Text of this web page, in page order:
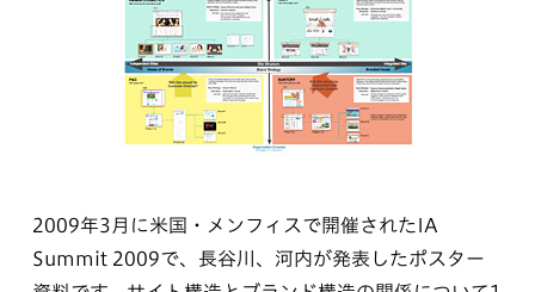
2009年3月に米国・メンフィスで開催されたIA
Summit 2009で、長谷川、河内が発表したポスター